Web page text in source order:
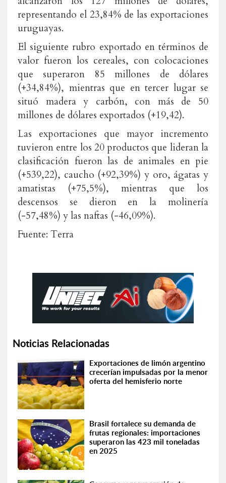
representando el 23,84% de las exportaciones
uruguayas.
El siguiente rubro exportado en términos de
valor fueron los cereales, con colocaciones
que superaron 85 millones de dólares
(+34,84%), mientras que en tercer lugar se
situó madera y carbón, con más de 50
millones de dólares exportados (+19,42).
Las exportaciones que mayor incremento
tuvieron entre los 20 productos que lideran la
clasificación fueron las de animales en pie
(+539,22), caucho (+92,39%) y oro, ágatas y
amatistas (+75,5%), mientras que los
descensos se dieron en la molinería
(-57,48%) y las naftas (-46,09%).
Fuente: Terra
Noticias Relacionadas
Exportaciones de limón argentino
crecerían impulsadas por la menor
oferta del hemisferio norte
Brasil fortalece su demanda de
frutas regionales: importaciones
superaron las 423 mil toneladas
en 2025